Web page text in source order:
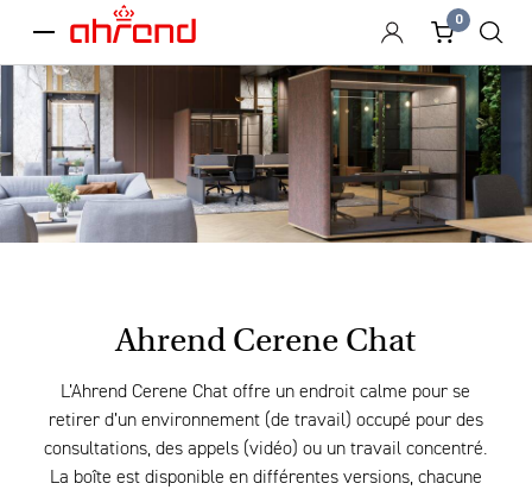
menu
0
Ahrend Cerene Chat
L’Ahrend Cerene Chat offre un endroit calme pour se
retirer d’un environnement (de travail) occupé pour des
consultations, des appels (vidéo) ou un travail concentré.
La boîte est disponible en différentes versions, chacune